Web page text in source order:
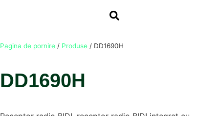
Pagina de pornire / Produse / DD1690H
DD1690H